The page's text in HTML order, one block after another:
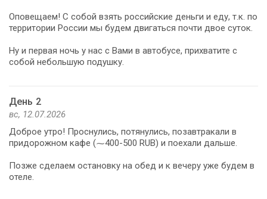
Оповещаем! С собой взять российские деньги и еду, т.к. по
территории России мы будем двигаться почти двое суток.
Ну и первая ночь у нас с Вами в автобусе, прихватите с
собой небольшую подушку.
День 2
вс, 12.07.2026
Доброе утро! Проснулись, потянулись, позавтракали в
придорожном кафе (⁓400-500 RUB) и поехали дальше.
Позже сделаем остановку на обед и к вечеру уже будем в
отеле.